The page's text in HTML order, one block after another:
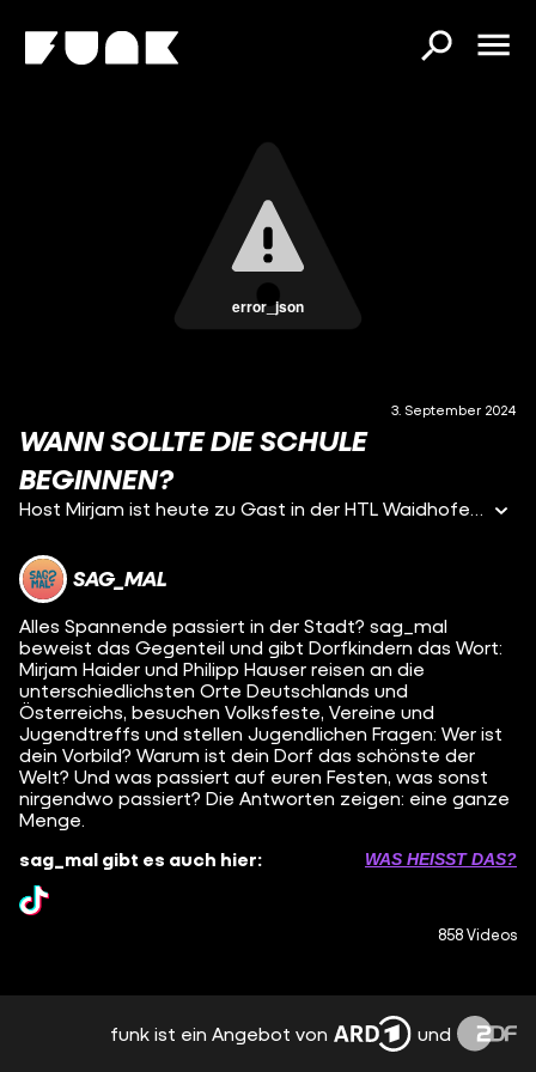
error_json
3. September 2024
WANN SOLLTE DIE SCHULE
BEGINNEN?
Host Mirjam ist heute zu Gast in der HTL Waidhofen an der Ybbs in Niederösterreich.
SAG_MAL
Alles Spannende passiert in der Stadt? sag_mal
beweist das Gegenteil und gibt Dorfkindern das Wort:
Mirjam Haider und Philipp Hauser reisen an die
unterschiedlichsten Orte Deutschlands und
Österreichs, besuchen Volksfeste, Vereine und
Jugendtreffs und stellen Jugendlichen Fragen: Wer ist
dein Vorbild? Warum ist dein Dorf das schönste der
Welt? Und was passiert auf euren Festen, was sonst
nirgendwo passiert? Die Antworten zeigen: eine ganze
Menge.
sag_mal gibt es auch hier:
WAS HEISST DAS?
858 Videos
funk ist ein Angebot von und